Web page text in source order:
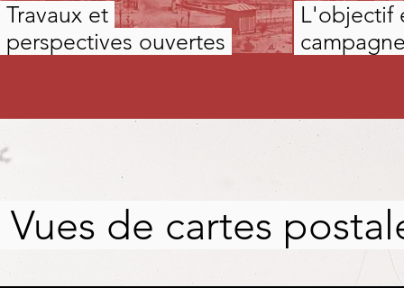
Travaux et
perspectives ouvertes
L'objectif
Vues de cartes